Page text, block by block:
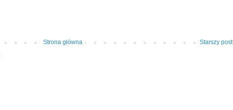
Starszy post
Strona główna